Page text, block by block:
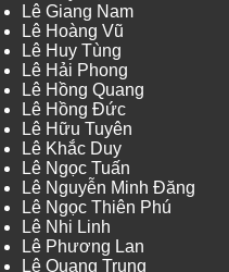
Lê Giang Nam
Lê Hoàng Vũ
Lê Huy Tùng
Lê Hải Phong
Lê Hồng Quang
Lê Hồng Đức
Lê Hữu Tuyên
Lê Khắc Duy
Lê Ngọc Tuấn
Lê Nguyễn Minh Đăng
Lê Ngọc Thiên Phú
Lê Nhi Linh
Lê Phương Lan
Lê Quang Trung